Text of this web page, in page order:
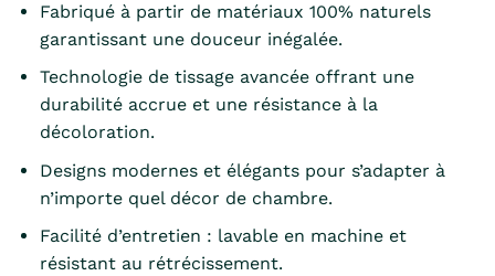
Fabriqué à partir de matériaux 100% naturels
garantissant une douceur inégalée.
Technologie de tissage avancée offrant une
durabilité accrue et une résistance à la
décoloration.
Designs modernes et élégants pour s’adapter à
n’importe quel décor de chambre.
Facilité d’entretien : lavable en machine et
résistant au rétrécissement.